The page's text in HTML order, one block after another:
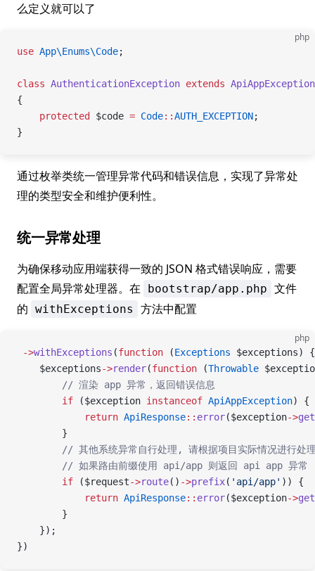
么定义就可以了
php
use App\Enums\Code;
class AuthenticationException extends ApiAppException
{
    protected
$code = Code::AUTH_EXCEPTION;
}
通过枚举类统一管理异常代码和错误信息，实现了异常处
理的类型安全和维护便利性。
统一异常处理
为确保移动应用端获得一致的 JSON 格式错误响应，需要
配置全局异常处理器。在
bootstrap/app.php 文件
的 withExceptions 方法中配置
php
->withExceptions (function (Exceptions $exceptions) {
    $exceptions
->render(function (Throwable
        // 渲染 app 异常，返回错误信息
        if
($exception instanceof ApiAppException) {
            return
ApiResponse:: error($exception->
        }
// 其他系统异常自行处理, 请根据项目实际情况进行处
        // 如果路由前缀使用 api/app 则返回 api app 异常
        if
($request->route() ->prefix( 'api/app' )) {
            return
ApiResponse:: error($exception->
        }
    });
})